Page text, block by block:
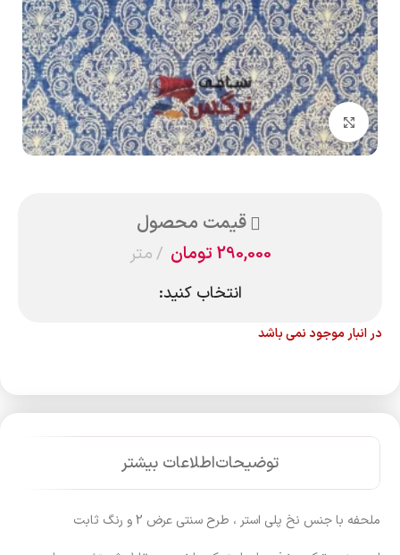
بزرگنمایی تصویر
قیمت محصول
290,000تومان متر
انتخاب کنید:
در انبار موجود نمی باشد
توضیحاتاطلاعات بیشتر
ملحفه با جنس نخ پلی استر ، طرح سنتی عرض 2 و رنگ ثابت